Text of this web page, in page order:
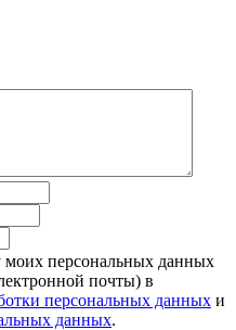
моих персональных данных
почты) в
персональных данных и
данных.